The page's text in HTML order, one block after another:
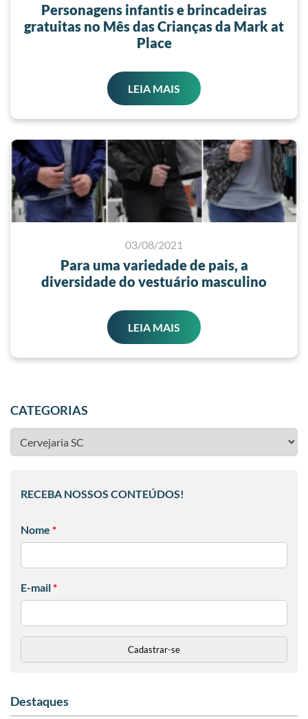
Personagens infantis e brincadeiras
gratuitas no Mês das Crianças da Mark at
Place
LEIA MAIS
03/08/2021
Para uma variedade de pais, a
diversidade do vestuário masculino
LEIA MAIS
CATEGORIAS
RECEBA NOSSOS CONTEÚDOS!
Nome *
E-mail*
Destaques